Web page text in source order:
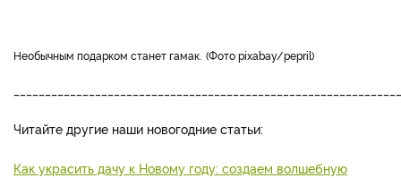
Необычным подарком станет гамак. Фото pixabay/pepril
Читайте другие наши новогодние статьи:
Как украсить дачу к Новому году: создаем волшебную